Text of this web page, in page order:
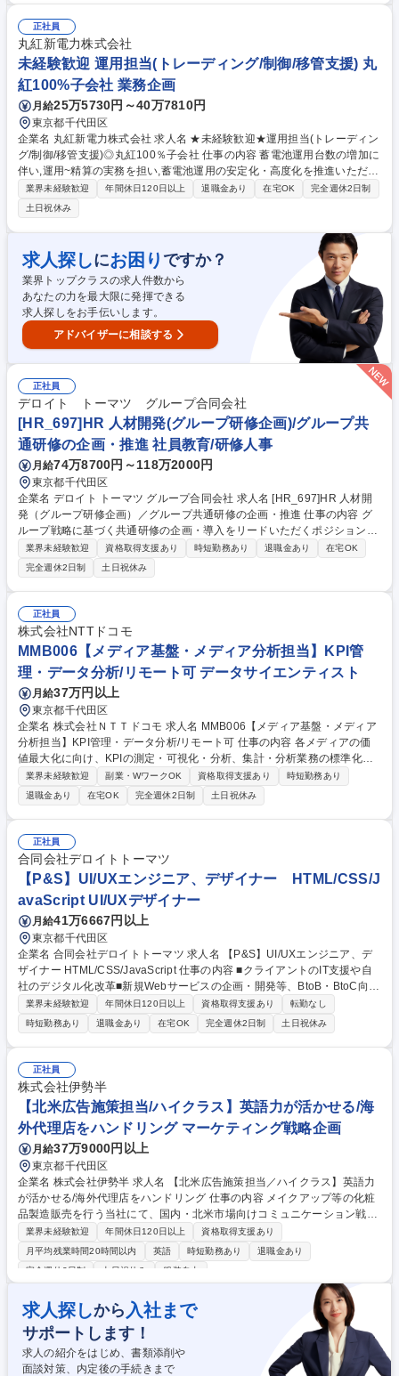
業務課題に合わせたKPI設計や情報発信基盤の構築など、未経験からデー
タ活用の最上流工程に携われます。 【入社後】経験に応じTableauなどBI
製品についての勉強から始め、3か月を目安に資格取得を目指します。そ
の後先輩社員のアシスタント業務を通じてデータビジネスへの理解を深め
ていただいた後、担当顧客をお渡しする予定です。 募集職種 【データサ
イエンティスト】実務未経験歓迎/SQL・Pythonでの分析/リモート可
正社員
丸紅新電力株式会社
未経験歓迎 運用担当(トレーディング/制御/移管支援) 丸
紅100%子会社 業務企画
月給25万5730円～40万7810円
東京都千代田区
企業名 丸紅新電力株式会社 求人名 ★未経験歓迎★運用担当(トレーディン
グ/制御/移管支援)◎丸紅100％子会社 仕事の内容 蓄電池運用台数の増加に
伴い,運用~精算の実務を担い,蓄電池運用の安定化・高度化を推進いただく
方を募集します！ 将来的には,他部署への運用業務移管も見据え,体制整備
や引継ぎ支援を担っていただきます。 ■電力市場(需給調整市場/SPOT市場
等)への入札判断および執行 ■充放電最適化・蓄電池のリアルタイム制御指
令・監視 ■送配電事業者との精算処理・運用実績の分析・報告 ■運用改善
の検討・実行 ■将来的な他部署への運用業務移管の計画整備・引継ぎ支援
募集職種 ★未経験歓迎★運用担当(トレーディング/制御/移管支援)◎丸紅1
00％子会社
業界未経験歓迎 年間休日120日以上 退職金あり 在宅OK
完全週休2日制
土日祝休み
求人探しにお困り ですか？
業界トップクラスの求人件数から
あなたの力を最大限に発揮できる
求人探しをお手伝いします。
アドバイザーに相談する
正社員
デロイト トーマツ グループ合同会社
[HR_697]HR 人材開発(グループ研修企画)/グループ共
通研修の企画・推進 社員教育/研修人事
月給74万8700円～118万2000円
東京都千代田区
企業名 デロイト トーマツ グループ合同会社 求人名 [HR_697]HR 人材開
発（グループ研修企画）／グループ共通研修の企画・推進 仕事の内容 グ
ループ戦略に基づく共通研修の企画・導入をリードいただくポジションで
す。各法人や関係部門との合意形成を行いながら、研修ラインナップの見
直し、実行推進、品質向上とコスト最適化を担います。 ■70％：グループ
戦略を踏まえた研修企画およびラインナップの見直し、実行推進のための
関係内外部門との調整、実行推進リード ■20％：上記方針に対するグルー
プCxO、グループ内各法人CHROクラスらとの合意形成(各種提案資料作
成と調整含む）、各法人への連携リード ■10％：DTG/HR/人材開発として
の組織マネジメント活動と人材育成、他組織活動 ※仕事内容の変更範囲：
会社の定める職務 募集職種 [HR_697]HR 人材開発（グループ研修企画）
／グループ共通研修の企画・推進
業界未経験歓迎 資格取得支援あり 時短勤務あり 退職金あり
在宅OK
完全週休2日制
土日祝休み
正社員
株式会社NTTドコモ
MMB006【メディア基盤・メディア分析担当】KPI管
理・データ分析/リモート可 データサイエンティスト
月給37万円以上
東京都千代田区
企業名 株式会社ＮＴＴドコモ 求人名 MMB006【メディア基盤・メディア
分析担当】KPI管理・データ分析/リモート可 仕事の内容 各メディアの価
値最大化に向け、KPIの測定・可視化・分析、集計・分析業務の標準化、
試験・計測関連業務の取りまとめを通じて、部内全体のデータドリブンな
意思決定と業務効率化を支援いただきます。 各メディアのKPI管理・デー
タ分析・計測設計を担当し、BigQuery／Snowflake等を活用したデータ抽
出・分析、BIダッシュボードの改善・運用、GA4／GTM等による計測定義
の整理を行っていただきます。 また、メディア担当や企画・開発担当と連
携し、分析依頼への対応、施策効果の可視化、月次報告・部内報告に向け
た数値整理、分析・集計業務の標準化やAI活用による効率化にも取り組ん
でいただきます。 募集職種 MMB006【メディア基盤・メディア分析担
当】KPI管理・データ分析/リモート可
業界未経験歓迎 副業・WワークOK 資格取得支援あり
時短勤務あり
退職金あり
在宅OK 完全週休2日制 土日祝休み
正社員
合同会社デロイトトーマツ
【P&S】UI/UXエンジニア、デザイナー HTML/CSS/J
avaScript UI/UXデザイナー
月給41万6667円以上
東京都千代田区
企業名 合同会社デロイトトーマツ 求人名 【P&S】UI/UXエンジニア、デ
ザイナー HTML/CSS/JavaScript 仕事の内容 ■クライアントのIT支援や自
社のデジタル化改革■新規Webサービスの企画・開発等、BtoB・BtoC向け
のシステム、アプリケーション、Webサイトの構築を担当します。 特に
近年ではWebサービスに直感的かつ利便性の高いデザインが求められてお
り、UI/UXを意識した開発を行っております。 【職務内容】■当社が提供
するWebページ、およびWebアプリケーションに係るUI/UXデザイン■ロ
ゴ、インフォグラフィックスの作成■UI/UXデザインに係る一連のドキュメ
ントの作成（共感マップ、カスタマージャーニー、ストーリーボード な
ど）■HTML/CSSやJavaScriptを用いたフロントエンド開発 募集職種 【P
&S】UI/UXエンジニア、デザイナー HTML/CSS/JavaScript
業界未経験歓迎 年間休日120日以上 資格取得支援あり
転勤なし
時短勤務あり
退職金あり 在宅OK 完全週休2日制 土日祝休み
正社員
株式会社伊勢半
【北米広告施策担当/ハイクラス】英語力が活かせる/海
外代理店をハンドリング マーケティング戦略企画
月給37万9000円以上
東京都千代田区
企業名 株式会社伊勢半 求人名 【北米広告施策担当／ハイクラス】英語力
が活かせる/海外代理店をハンドリング 仕事の内容 メイクアップ等の化粧
品製造販売を行う当社にて、国内・北米市場向けコミュニケーション戦略
の立案・実行をお任せします。北米代理店との商談や、SNS、広告制作を
通じブランドの魅力を世界へ発信します。 【詳細】■商品開発・営業部門
との調整に基づく年間コミュニケーションの立案・進行 ■代理店と協業し
ンサー・メディアタイアップの実施 ■北米代理店との英語での商談 ヒロイ
ンメイク等のヒットブランドを成長させる重要ポスト/トレンドを追いなが
らフレックス制で柔軟に働く環境 【変更の範囲】会社の定める業務に従事
いただきます。 募集職種 【北米広告施策担当／ハイクラス】英語力が活
かせる/海外代理店をハンドリング
業界未経験歓迎 年間休日120日以上
資格取得支援あり
月平均残業時間20時間以内
英語 時短勤務あり
退職金あり
完全週休2日制
土日祝休み 服装自由
求人探しから 入社まで
サポートします！
求人の紹介をはじめ、書類添削や
面談対策、内定後の手続きまで